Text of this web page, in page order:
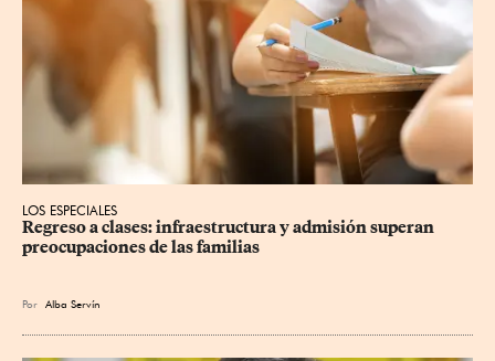
LOS ESPECIALES
Regreso a clases: infraestructura y admisión superan
preocupaciones de las familias
Por Alba Servín